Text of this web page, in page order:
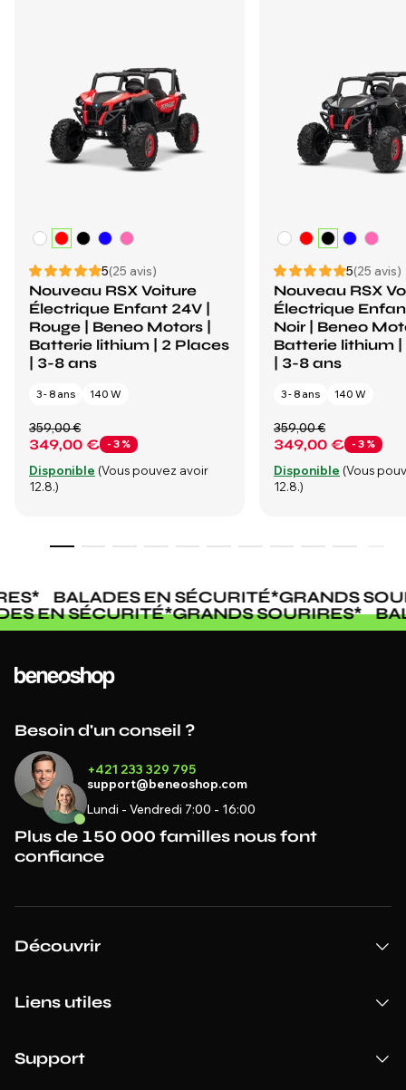
5(25 avis)
Nouveau RSX Voiture
Électrique Enfant 24V |
Rouge | Beneo Motors |
Batterie lithium | 2 Places
| 3-8 ans
3 - 8 ans 140 W
349,00 € - 3 %
359,00 €
Disponible (Vous pouvez avoir
12.8.)
5(25 avis)
Nouveau RSX
Électrique
Noir | Beneo
Batterie lithium |
| 3-8 ans
3 - 8 ans 140 W
349,00 € - 3 %
359,00 €
Disponible (Vous
12.8.)
* BALADES EN SÉCURITÉ*GRANDS
EN SÉCURITÉ*GRANDS SOURIRES*
Besoin d'un conseil ?
+421 233 329 795
support@beneoshop.com
Lundi - Vendredi 7:00 - 16:00
Plus de 150 000 familles nous font
confiance
Découvrir
Liens utiles
Support